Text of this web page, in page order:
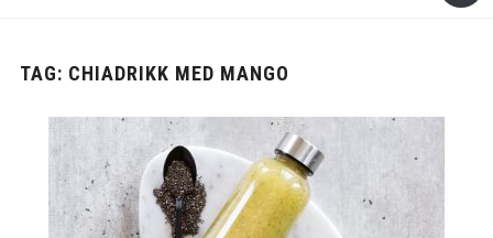
TAG: CHIADRIKK MED MANGO